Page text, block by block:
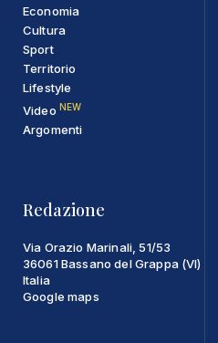
Economia
Cultura
Sport
Territorio
Lifestyle
Video NEW
Argomenti
Redazione
Via Orazio Marinali, 51/53
36061 Bassano del Grappa (VI)
Italia
Google maps